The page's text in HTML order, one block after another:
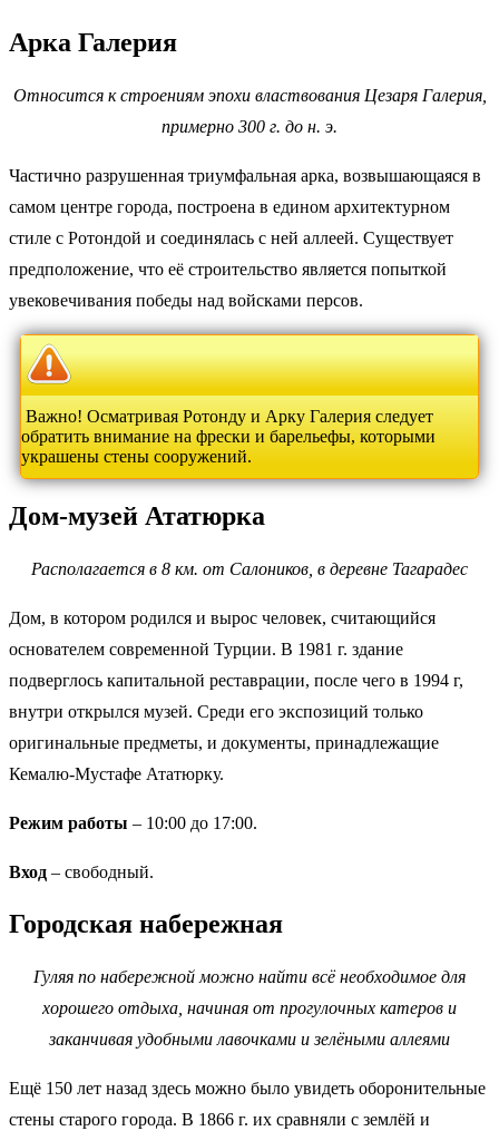
Арка Галерия
Относится к строениям эпохи властвования Цезаря Галерия,
примерно 300 г. до н. э.
Частично разрушенная триумфальная арка, возвышающаяся в
самом центре города, построена в едином архитектурном
стиле с Ротондой и соединялась с ней аллеей. Существует
предположение, что её строительство является попыткой
увековечивания победы над войсками персов.
Важно! Осматривая Ротонду и Арку Галерия следует
обратить внимание на фрески и барельефы, которыми
украшены стены сооружений.
Дом-музей Ататюрка
Располагается в 8 км. от Салоников, в деревне Тагарадес
Дом, в котором родился и вырос человек, считающийся
основателем современной Турции. В 1981 г. здание
подверглось капитальной реставрации, после чего в 1994 г,
внутри открылся музей. Среди его экспозиций только
оригинальные предметы, и документы, принадлежащие
Кемалю-Мустафе Ататюрку.
Режим работы – 10:00 до 17:00.
Вход – свободный.
Городская набережная
Гуляя по набережной можно найти всё необходимое для
хорошего отдыха, начиная от прогулочных катеров и
заканчивая удобными лавочками и зелёными аллеями
Ещё 150 лет назад здесь можно было увидеть оборонительные
стены старого города. В 1866 г. их сравняли с землёй и